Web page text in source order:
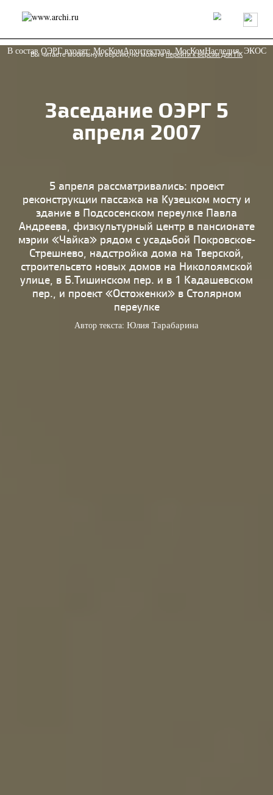
Россия Мир Технологии Интерьер Пресса
Архитекторы
Проекты
Конкурсы События Книги Вакансии
Журнал
Интервью Исследование
Мнение
Объект
Результаты конкурса
Рецензия Архитектура
Вы читаете мобильную версию, но можетеперейти к версии для ПК
В состав ОЭРГ входят: МосКомАрхитектура, МосКомНаследия, ЭКОС
Заседание ОЭРГ 5
апреля 2007
5 апреля рассматривались: проект
реконструкции пассажа на Кузецком мосту и
здание в Подсосенском переулке Павла
Андреева, физкультурный центр в пансионате
мэрии «Чайка» рядом с усадьбой Покровское-
Стрешнево, надстройка дома на Тверской,
строительсвто новых домов на Николоямской
улице, в Б.Тишинском пер. и в 1 Кадашевском
пер., и проект «Остоженки» в Столярном
переулке
Автор текста: Юлия Тарабарина